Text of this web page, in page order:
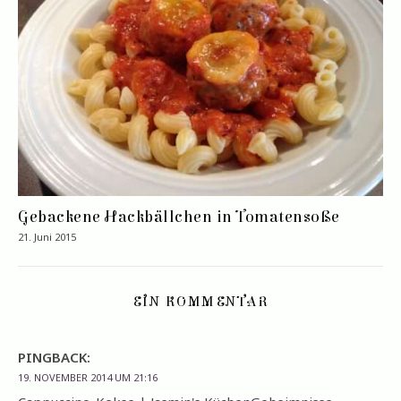
Gebackene Hackbällchen in Tomatensoße
21. Juni 2015
EIN KOMMENTAR
PINGBACK:
19. NOVEMBER 2014 UM 21:16